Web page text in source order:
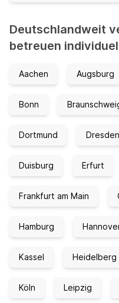
Deutschlandweit
betreuen
Aachen Augsburg
Bonn
Dortmund Dresden
Duisburg Erfurt
Frankfurt am Main
Hamburg
Kassel Heidelberg
Köln Leipzig